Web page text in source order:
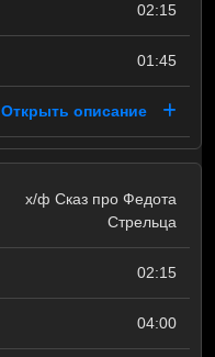
02:15
01:45
Открыть описание
х/ф Сказ про Федота
Стрельца
02:15
04:00